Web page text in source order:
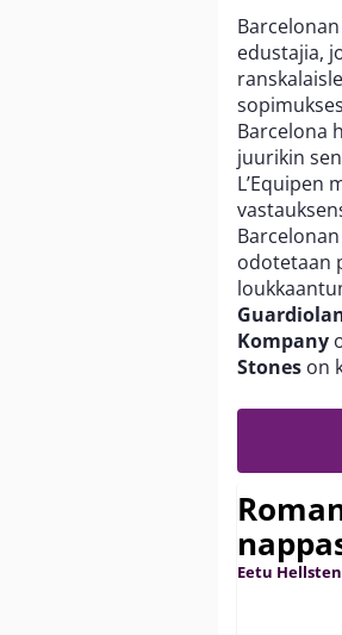
edustajia,
Barcelona
juurikin
L’Equipen
odotetaan
Kompany
Stones on
Eetu Hellsten